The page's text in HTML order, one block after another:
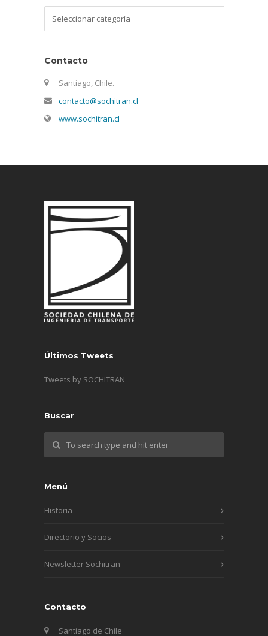
Contacto
Santiago, Chile.
contacto@sochitran.cl
www.sochitran.cl
Últimos Tweets
Tweets by SOCHITRAN
Buscar
Menú
Historia
Directorio y Socios
Newsletter Sochitran
Contacto
Santiago de Chile